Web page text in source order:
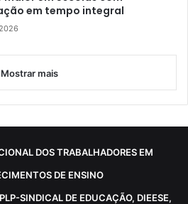
em tempo integral
Mostrar mais
DOS TRABALHADORES EM
DE ENSINO
SINDICAL DE EDUCAÇÃO, DIEESE,